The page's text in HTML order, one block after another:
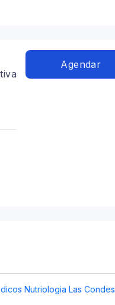
Agendar
Nutriologia Las Condes